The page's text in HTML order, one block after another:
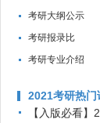
考研大纲公示
考研报录比
考研专业介绍
2021考研热门
【入版必看